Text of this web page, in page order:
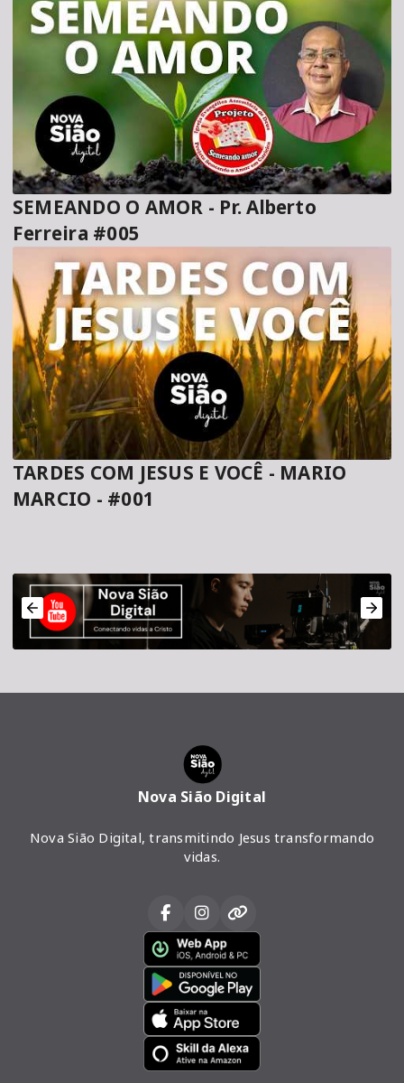
SEMEANDO O AMOR - Pr. Alberto
Ferreira #005
TARDES COM JESUS E VOCÊ - MARIO
MARCIO - #001
Nova Sião Digital
Nova Sião Digital, transmitindo Jesus transformando
vidas.